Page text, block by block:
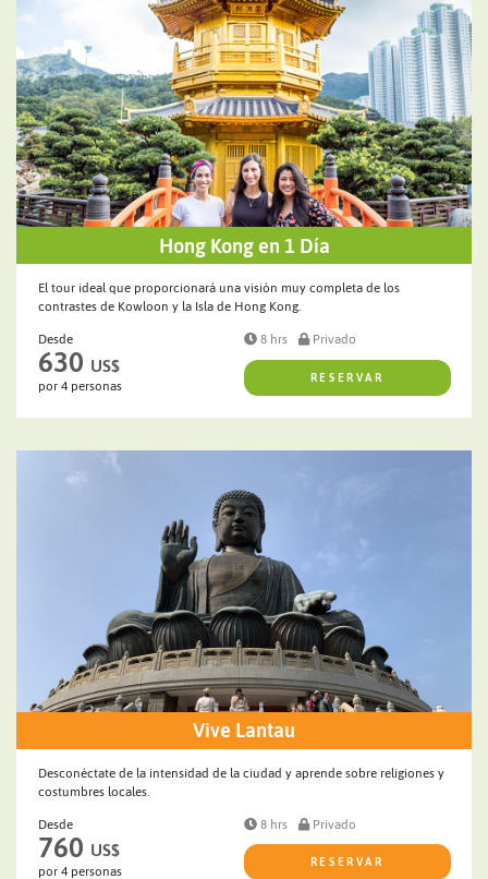
Hong Kong en 1 Día
El tour ideal que proporcionará una visión muy completa de los
contrastes de Kowloon y la Isla de Hong Kong.
Desde
630 US$
por 4 personas
8 hrs Privado
RESERVAR
Vive Lantau
Desconéctate de la intensidad de la ciudad y aprende sobre religiones y
costumbres locales.
Desde
760 US$
por 4 personas
8 hrs Privado
RESERVAR